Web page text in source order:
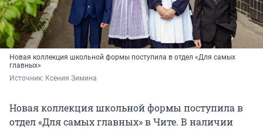
Новая коллекция школьной формы поступила в отдел «Для самых
главных»
Источник: Ксения Зимина
Новая коллекция школьной формы поступила в
отдел «Для самых главных» в Чите. В наличии